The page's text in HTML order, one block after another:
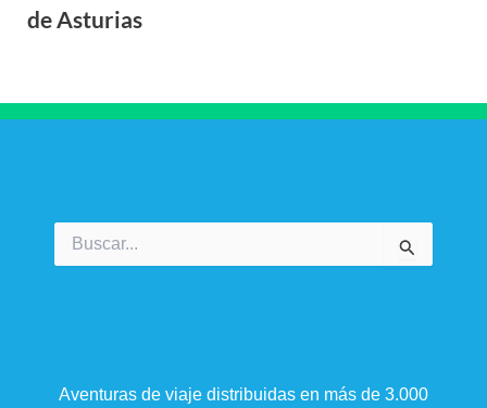
de Asturias
por:
Aventuras de viaje distribuidas en más de 3.000